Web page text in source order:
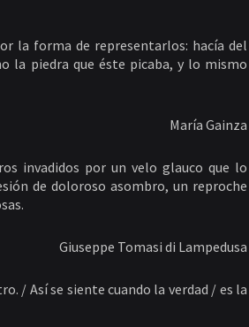
la forma de representarlos: hacía del
la piedra que éste picaba, y lo mismo
María Gainza
invadidos por un velo glauco que lo
de doloroso asombro, un reproche
Giuseppe Tomasi di Lampedusa
/ Así se siente cuando la verdad / es la